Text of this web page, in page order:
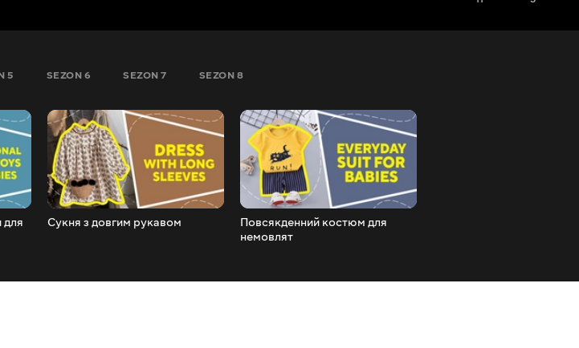
5 SEZON 6 SEZON 7 SEZON 8
для
Сукня з довгим рукавом
Повсякденний костюм для
немовлят